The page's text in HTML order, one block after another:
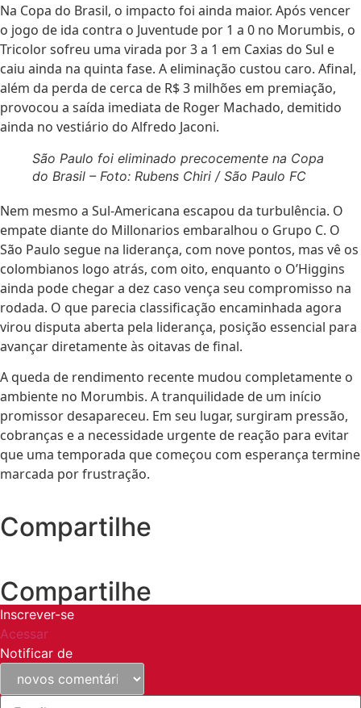
Na Copa do Brasil, o impacto foi ainda maior. Após vencer
o jogo de ida contra o Juventude por 1 a 0 no Morumbis, o
Tricolor sofreu uma virada por 3 a 1 em Caxias do Sul e
caiu ainda na quinta fase. A eliminação custou caro. Afinal,
além da perda de cerca de R$ 3 milhões em premiação,
provocou a saída imediata de Roger Machado, demitido
ainda no vestiário do Alfredo Jaconi.
São Paulo foi eliminado precocemente na Copa
do Brasil – Foto: Rubens Chiri / São Paulo FC
Nem mesmo a Sul-Americana escapou da turbulência. O
empate diante do Millonarios embaralhou o Grupo C. O
São Paulo segue na liderança, com nove pontos, mas vê os
colombianos logo atrás, com oito, enquanto o O’Higgins
ainda pode chegar a dez caso vença seu compromisso na
rodada. O que parecia classificação encaminhada agora
virou disputa aberta pela liderança, posição essencial para
avançar diretamente às oitavas de final.
A queda de rendimento recente mudou completamente o
ambiente no Morumbis. A tranquilidade de um início
promissor desapareceu. Em seu lugar, surgiram pressão,
cobranças e a necessidade urgente de reação para evitar
que uma temporada que começou com esperança termine
marcada por frustração.
Compartilhe
Compartilhe
Inscrever-se
Acessar
Notificar de